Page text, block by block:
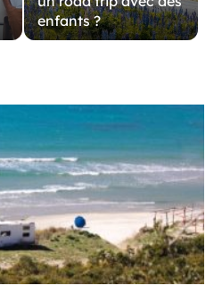
enfants ?